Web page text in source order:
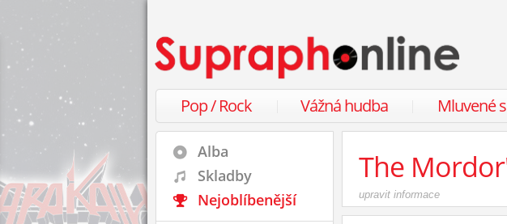
Pop / Rock Vážná hudba Mluvené
The
upravit informace
Alba
Skladby
Nejoblíbenější